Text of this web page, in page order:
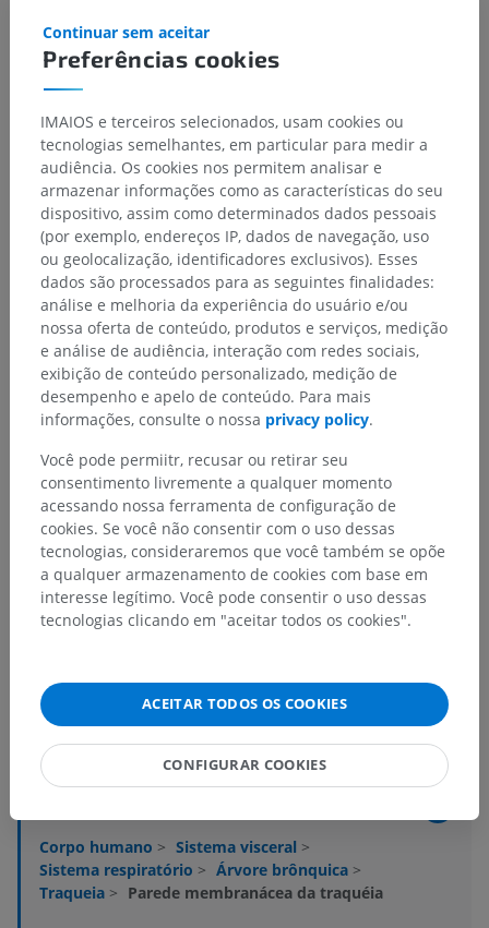
Hierarquia anatômica
Corpo humano > Sistema visceral >
Sistema respiratório > Árvore brônquica >
Traqueia > Parede membranácea da traquéia
Preferências cookies
Continuar sem aceitar
IMAIOS e terceiros selecionados, usam cookies ou
tecnologias semelhantes, em particular para medir a
audiência. Os cookies nos permitem analisar e
armazenar informações como as características do seu
dispositivo, assim como determinados dados pessoais
(por exemplo, endereços IP, dados de navegação, uso
ou geolocalização, identificadores exclusivos). Esses
dados são processados para as seguintes finalidades:
análise e melhoria da experiência do usuário e/ou
nossa oferta de conteúdo, produtos e serviços, medição
e análise de audiência, interação com redes sociais,
exibição de conteúdo personalizado, medição de
desempenho e apelo de conteúdo. Para mais
informações, consulte o nossa privacy policy.
Você pode permiitr, recusar ou retirar seu
consentimento livremente a qualquer momento
acessando nossa ferramenta de configuração de
cookies. Se você não consentir com o uso dessas
tecnologias, consideraremos que você também se opõe
a qualquer armazenamento de cookies com base em
interesse legítimo. Você pode consentir o uso dessas
tecnologias clicando em "aceitar todos os cookies".
ACEITAR TODOS OS COOKIES
CONFIGURAR COOKIES